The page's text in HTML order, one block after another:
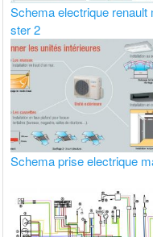
Schema electrique renault
ster 2
Schema prise electrique